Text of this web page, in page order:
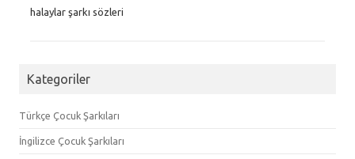
halaylar şarkı sözleri
Kategoriler
Türkçe Çocuk Şarkıları
İngilizce Çocuk Şarkıları